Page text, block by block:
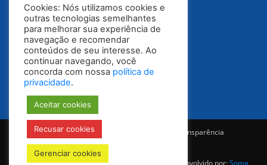
Política de Privacidade
Notícias Ouvidoria
Portal da Transparência
Cookies: Nós utilizamos cookies e
outras tecnologias semelhantes
para melhorar sua experiência de
navegação e recomendar
conteúdos de seu interesse. Ao
continuar navegando, você
concorda com nossa política de
privacidade.
Aceitar cookies
Recusar cookies
Gerenciar cookies